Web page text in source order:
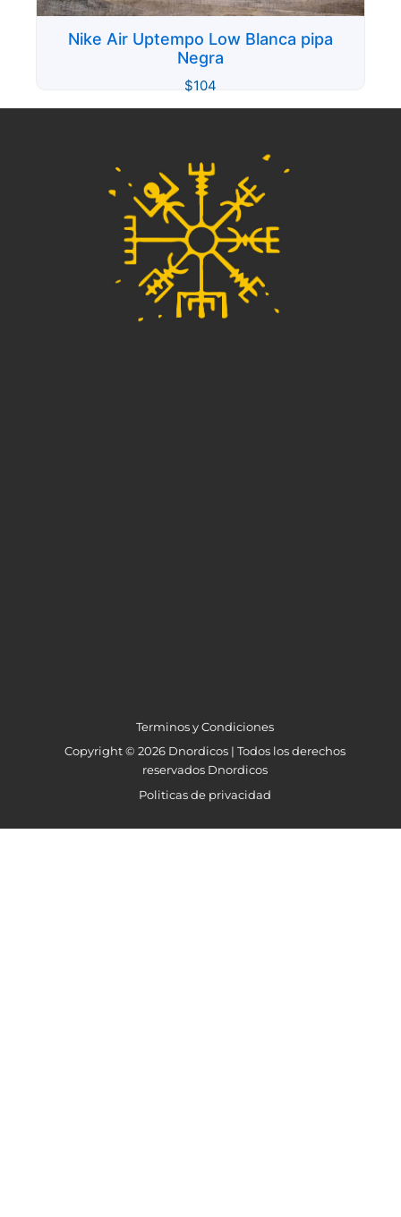
Nike Air Uptempo Low Blanca pipa
Negra
$104
Terminos y Condiciones
Copyright © 2026 Dnordicos | Todos los derechos
reservados Dnordicos
Politicas de privacidad